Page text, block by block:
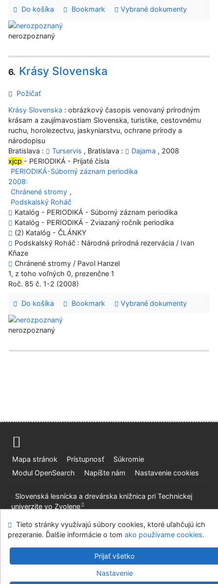
Do košíka Bookmark Vybrané dokumenty
nerozpoznaný
6. Krásy Slovenska
Požičať
Krásy Slovenska : obrázkový časopis venovaný prírodným
krásam a zaujímavostiam Slovenska, turistike, cestovnému
ruchu, horolezectvu, jaskyniarstvu, ochrane prírody a
národopisu
Bratislava :
Turservis , Bratislava : Dajama , 2008
xjcp - PERIODIKÁ - Prijaté čísla
PERIODIKÁ-Súborný záznam periodika
2008:
Chránené stromy ,
Podskalský Roháč
Katalóg - PERIODIKÁ - Súborný záznam periodika
Katalóg - PERIODIKÁ - Zviazaný ročník periodika
(2) Katalóg - ČLÁNKY
Podskalský Roháč : Národná prírodná rezervácia / Ivan
Kňaze
Chránené stromy / Pavol Hanzel
1, z toho voľných 0, prezenčne 1
Roč. 85 č. 1-2 (2008)
Do košíka Bookmark Vybrané dokumenty
nerozpoznaný
Mapa stránok Prístupnosť
Súkromie
Modul OpenSearch
Napíšte nám Nastavenie cookies
Slovenská lesnícka a drevárska knižnica pri Technickej
univerzite vo Zvolene
©1993-2026
IPACv.4.8.63a Cosmotron Slovakia, s.r.o.
Tieto stránky využívajú súbory cookies, ktoré uľahčujú ich
prezeranie. Ďalšie informácie o tom ako používame cookies.
Prijať všetko
Nastavenie